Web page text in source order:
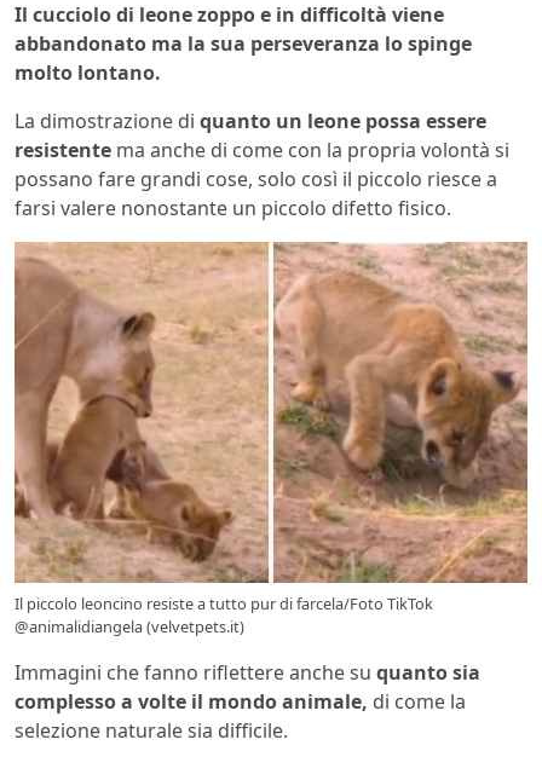
Il cucciolo di leone zoppo e in difficoltà viene
abbandonato ma la sua perseveranza lo spinge
molto lontano.
La dimostrazione di quanto un leone possa essere
resistente ma anche di come con la propria volontà si
possano fare grandi cose, solo così il piccolo riesce a
farsi valere nonostante un piccolo difetto fisico.
Il piccolo leoncino resiste a tutto pur di farcela/Foto TikTok
@animalidiangela (velvetpets.it)
Immagini che fanno riflettere anche su quanto sia
complesso a volte il mondo animale, di come la
selezione naturale sia difficile.